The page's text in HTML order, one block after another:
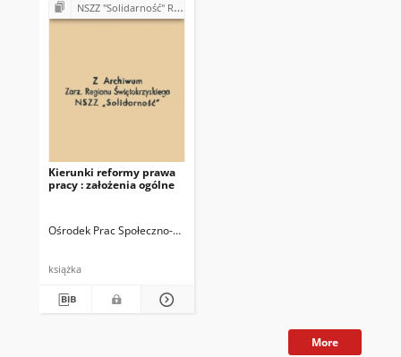
NSZZ "Solidarność" Regionu Świętokrzyskiego - materiały różne
Kierunki reformy prawa
pracy : założenia ogólne
Ośrodek Prac Społeczno-Zawodowych NSZZ "Solidarność"
książka
More